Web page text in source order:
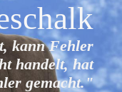
kann Fehler
handelt, hat
gemacht."